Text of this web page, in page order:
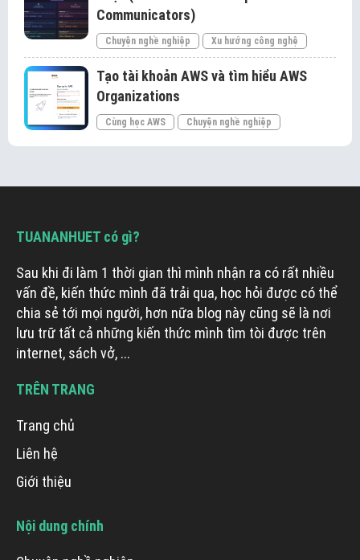
Communicators)
Chuyện nghề nghiệp Xu hướng công nghệ
Tạo tài khoản AWS và tìm hiểu AWS
Organizations
Cùng học AWS Chuyện nghề nghiệp
TUANANHUET có gì?
Sau khi đi làm 1 thời gian thì mình nhận ra có rất nhiều
vấn đề, kiến thức mình đã trải qua, học hỏi được có thể
chia sẻ tới mọi người, hơn nữa blog này cũng sẽ là nơi
lưu trữ tất cả những kiến thức mình tìm tòi được trên
internet, sách vở, ...
TRÊN TRANG
Trang chủ
Liên hệ
Giới thiệu
Nội dung chính